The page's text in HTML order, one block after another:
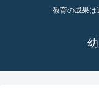
教育の成果は